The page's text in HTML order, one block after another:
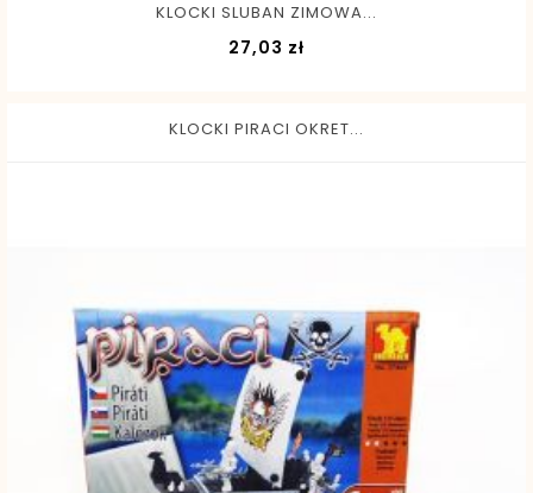
KLOCKI SLUBAN ZIMOWA...
27,03 złCena
KLOCKI PIRACI OKRET...